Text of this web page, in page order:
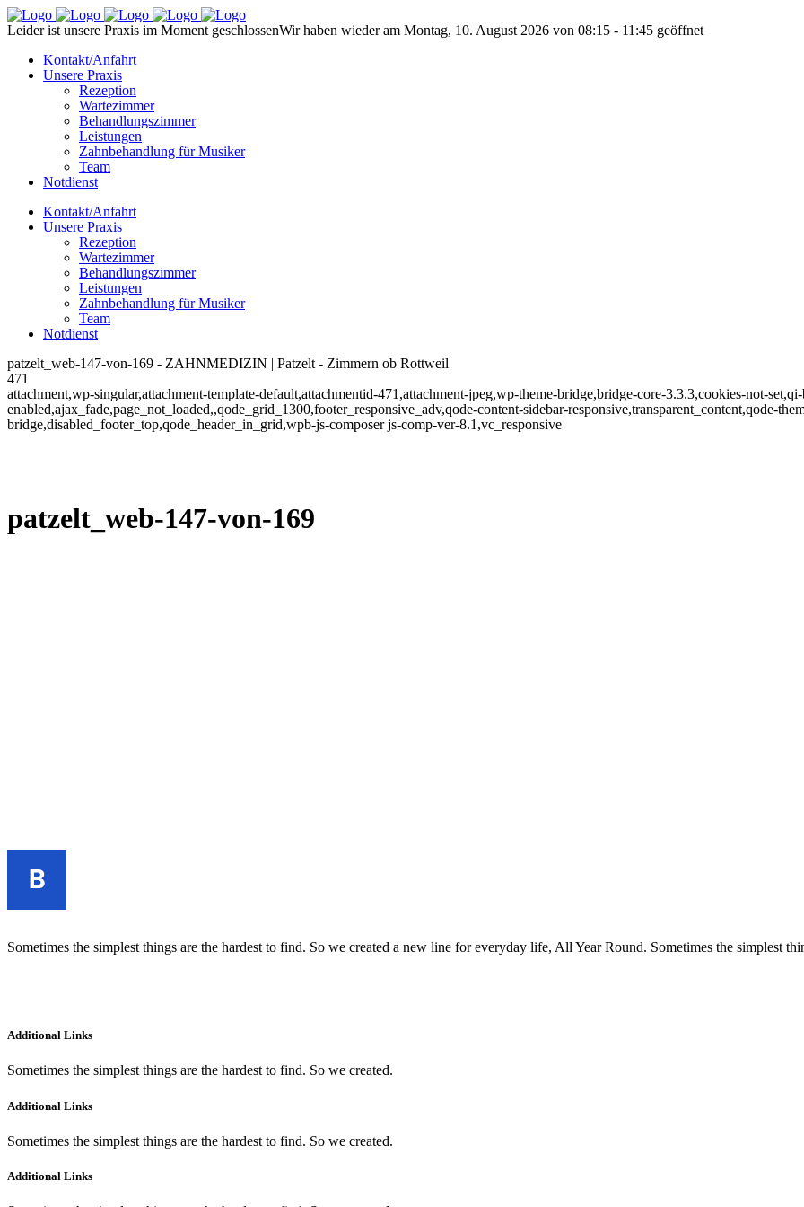
Leider ist unsere Praxis im Moment geschlossenWir haben wieder am Montag, 10. August 2026 von 08:15 - 11:45 geöffnet
Kontakt/Anfahrt
Unsere Praxis
Rezeption
Wartezimmer
Behandlungszimmer
Leistungen
Zahnbehandlung für Musiker
Team
Notdienst
Kontakt/Anfahrt
Unsere Praxis
Rezeption
Wartezimmer
Behandlungszimmer
Leistungen
Zahnbehandlung für Musiker
Team
Notdienst
patzelt_web-147-von-169 - ZAHNMEDIZIN | Patzelt - Zimmern ob Rottweil
471
attachment,wp-singular,attachment-template-default,attachmentid-471,attachment-jpeg,wp-theme-bridge,bridge-core-3.3.3,cookies-not-
enabled,ajax_fade,page_not_loaded,,qode_grid_1300,footer_responsive_adv,qode-content-sidebar-responsive,transparent_content,qode-
bridge,disabled_footer_top,qode_header_in_grid,wpb-js-composer js-comp-ver-8.1,vc_responsive
patzelt_web-147-von-169
Sometimes the simplest things are the hardest to find. So we created a new line for everyday life, All Year Round. Sometimes the simplest
Additional Links
Sometimes the simplest things are the hardest to find. So we created.
Additional Links
Sometimes the simplest things are the hardest to find. So we created.
Additional Links